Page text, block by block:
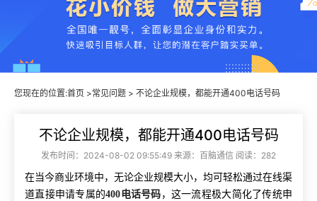
您现在的位置:首页 >常见问题 > 不论企业规模，都能开通400电话号码
不论企业规模，都能开通400电话号码
发布时间：2024-08-02 09:55:49 来源：百脑通信 阅读：282
在当今商业环境中，无论企业规模大小，均可轻松通过在线渠
道直接申请专属的400电话号码 ，这一流程极大简化了传统申